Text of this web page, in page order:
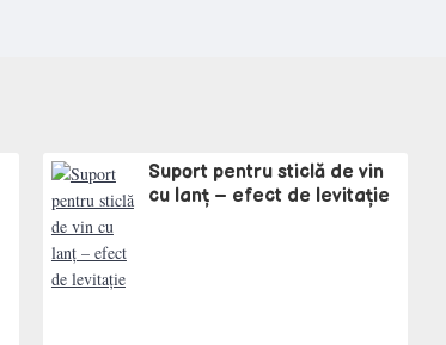
Suport pentru sticlă de vin
cu lanț – efect de levitație